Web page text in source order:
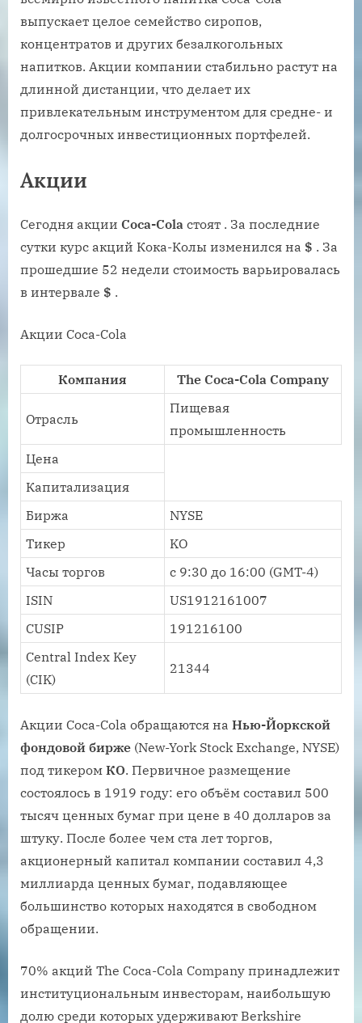
выпускает целое семейство сиропов,
концентратов и других безалкогольных
напитков. Акции компании стабильно растут на
длинной дистанции, что делает их
привлекательным инструментом для средне- и
долгосрочных инвестиционных портфелей.
Акции
Сегодня акции Coca-Cola стоят . За последние
сутки курс акций Кока-Колы изменился на $ . За
прошедшие 52 недели стоимость варьировалась
в интервале $ .
Акции Coca-Cola
Компания The Coca-Cola Company
Отрасль
Пищевая
промышленность
Цена
Капитализация
Биржа
NYSE
Тикер
KO
Часы торгов
с 9:30 до 16:00 (GMT-4)
ISIN
US1912161007
CUSIP
191216100
Central Index Key
(CIK)
21344
Акции Coca-Cola обращаются на Нью-Йоркской
фондовой бирже (New-York Stock Exchange, NYSE)
под тикером КО. Первичное размещение
состоялось в 1919 году: его объём составил 500
тысяч ценных бумаг при цене в 40 долларов за
штуку. После более чем ста лет торгов,
акционерный капитал компании составил 4,3
миллиарда ценных бумаг, подавляющее
большинство которых находятся в свободном
обращении.
70% акций The Coca-Cola Company принадлежит
институциональным инвесторам, наибольшую
долю среди которых удерживают Berkshire